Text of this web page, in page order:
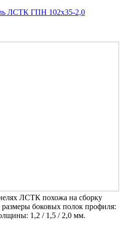
ЛСТК похожа на сборку
боковых полок профиля:
1,2 / 1,5 / 2,0 мм.